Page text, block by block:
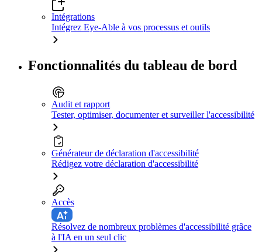
Intégrations
Intégrez Eye-Able à vos processus et outils
Fonctionnalités du tableau de bord
Audit et rapport
Tester, optimiser, documenter et surveiller l'accessibilité
Générateur de déclaration d'accessibilité
Rédigez votre déclaration d'accessibilité
Accès
Résolvez de nombreux problèmes d'accessibilité grâce
à l'IA en un seul clic